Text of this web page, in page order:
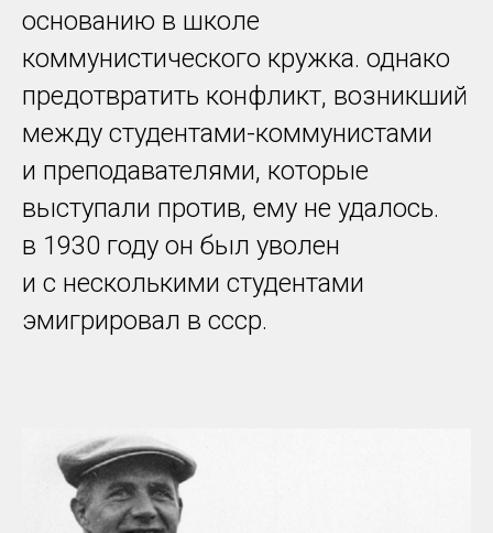
основанию в школе
коммунистического кружка. однако
предотвратить конфликт, возникший
между студентами-коммунистами
и преподавателями, которые
выступали против, ему не удалось.
в 1930 году он был уволен
и с несколькими студентами
эмигрировал в ссср.